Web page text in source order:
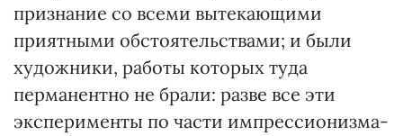
признание со всеми вытекающими
приятными обстоятельствами; и были
художники, работы которых туда
перманентно не брали: разве все эти
эксперименты по части импрессионизма-